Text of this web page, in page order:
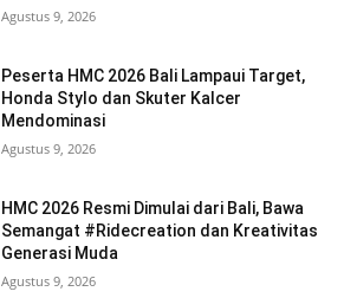
Agustus 9, 2026
Peserta HMC 2026 Bali Lampaui Target,
Honda Stylo dan Skuter Kalcer
Mendominasi
Agustus 9, 2026
HMC 2026 Resmi Dimulai dari Bali, Bawa
Semangat #Ridecreation dan Kreativitas
Generasi Muda
Agustus 9, 2026